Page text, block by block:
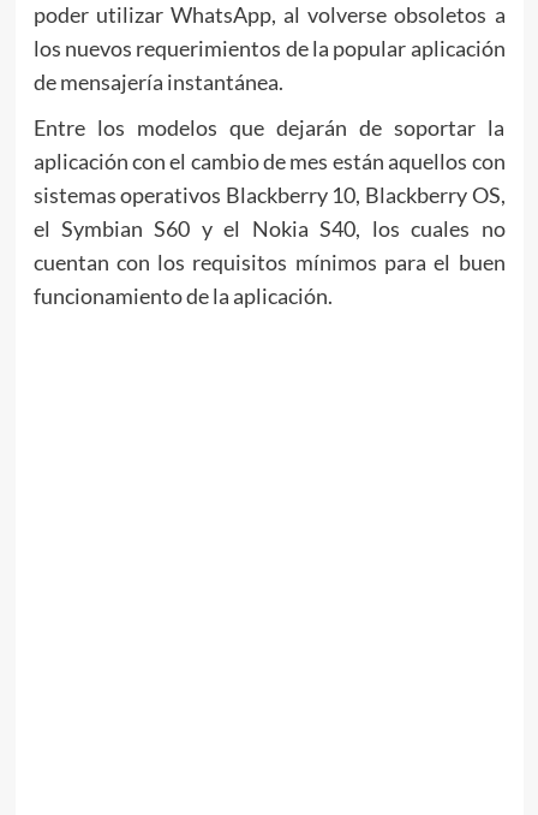
poder utilizar WhatsApp, al volverse obsoletos a
los nuevos requerimientos de la popular aplicación
de mensajería instantánea.
Entre los modelos que dejarán de soportar la
aplicación con el cambio de mes están aquellos con
sistemas operativos Blackberry 10, Blackberry OS,
el Symbian S60 y el Nokia S40, los cuales no
cuentan con los requisitos mínimos para el buen
funcionamiento de la aplicación.